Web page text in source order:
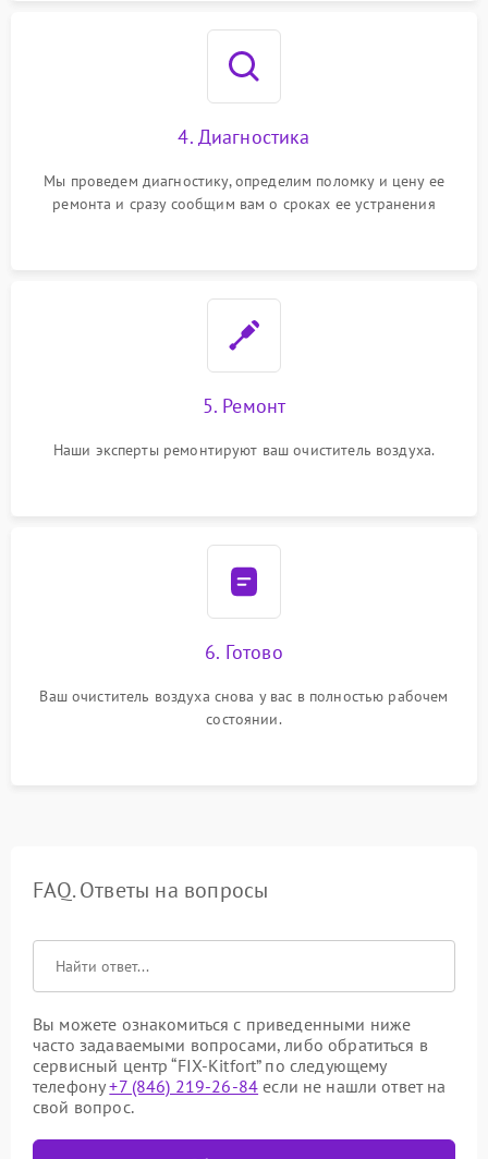
4. Диагностика
Мы проведем диагностику, определим поломку и цену ее
ремонта и сразу сообщим вам о сроках ее устранения
5. Ремонт
Наши эксперты ремонтируют ваш очиститель воздуха.
6. Готово
Ваш очиститель воздуха снова у вас в полностью рабочем
состоянии.
FAQ. Ответы на вопросы
Вы можете ознакомиться с приведенными ниже
часто задаваемыми вопросами, либо обратиться в
сервисный центр “FIX-Kitfort” по следующему
телефону+7 (846) 219-26-84 если не нашли ответ на
свой вопрос.